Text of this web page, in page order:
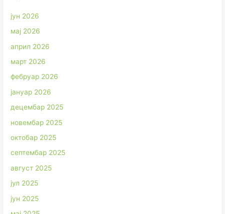
јун 2026
мај 2026
април 2026
март 2026
фебруар 2026
јануар 2026
децембар 2025
новембар 2025
октобар 2025
септембар 2025
август 2025
јул 2025
јун 2025